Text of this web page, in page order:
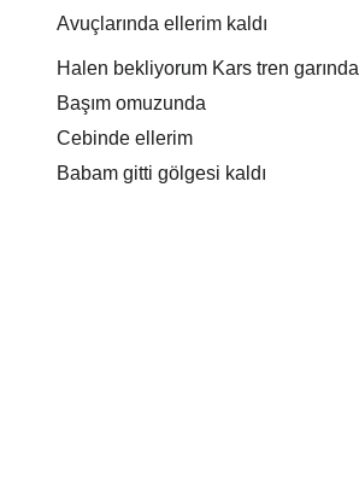
Avuçlarında ellerim kaldı
Halen bekliyorum Kars tren garında
Başım omuzunda
Cebinde ellerim
Babam gitti gölgesi kaldı